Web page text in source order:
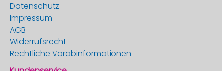
Datenschutz
Impressum
AGB
Widerrufsrecht
Rechtliche Vorabinformationen